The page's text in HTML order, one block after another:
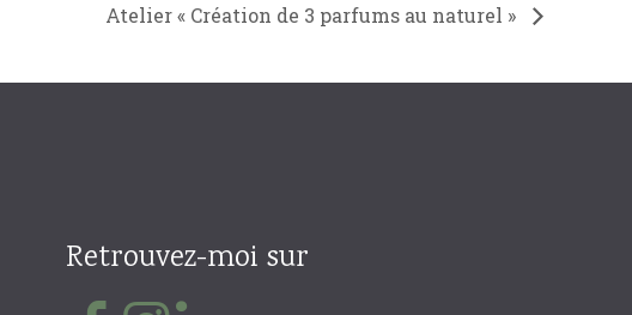
Atelier « Création de 3 parfums au naturel »
Retrouvez-moi sur